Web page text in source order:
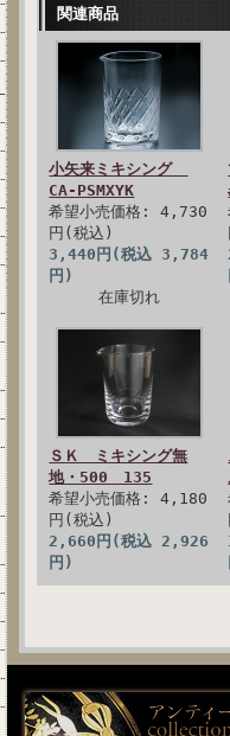
関連商品
小矢来ミキシング
CA-PSMXYK
希望小売価格: 4,730
円(税込)
3,440円(税込 3,784
円)
在庫切れ
ＳＫ ミキシング無
地・500 135
希望小売価格: 4,180
円(税込)
2,660円(税込 2,926
円)